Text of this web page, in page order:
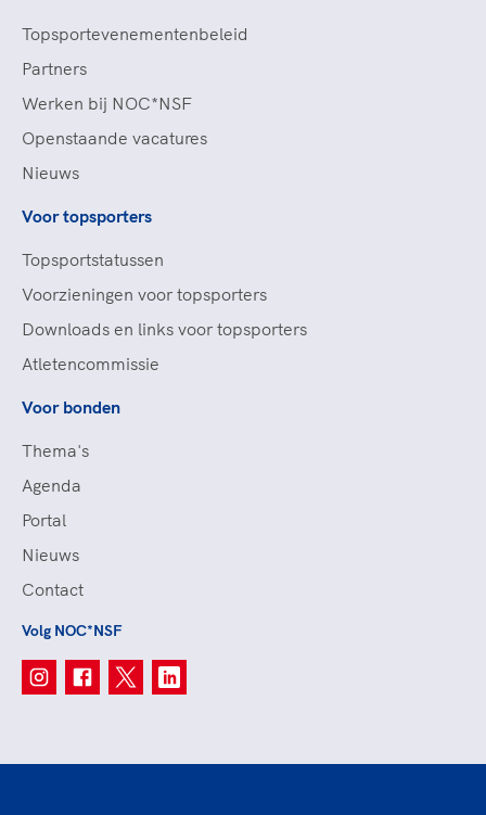
Topsportevenementenbeleid
Partners
Werken bij NOC*NSF
Openstaande vacatures
Nieuws
Voor topsporters
Topsportstatussen
Voorzieningen voor topsporters
Downloads en links voor topsporters
Atletencommissie
Voor bonden
Thema's
Agenda
Portal
Nieuws
Contact
Volg NOC*NSF